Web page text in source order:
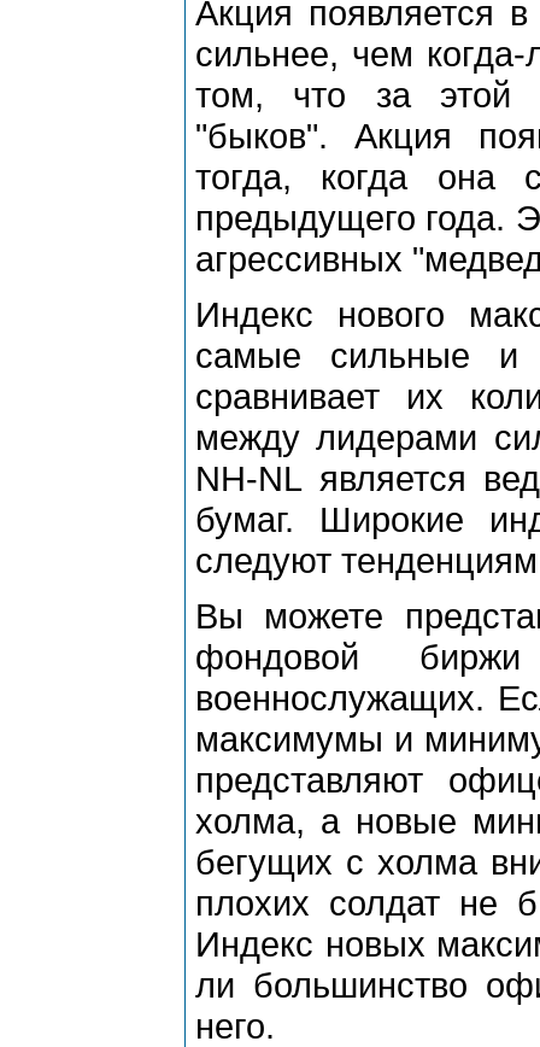
Акция появляется
сильнее, чем
том, что за этой
"быков". Акция
тогда, когда она
предыдущего года.
агрессивных
Индекс нового
самые сильные
сравнивает их
между лидерами
NH-NL является
бумаг. Широкие
следуют
Вы можете
фондовой
военнослужащих.
максимумы и
представляют
холма, а новые
бегущих с холма
плохих солдат не
Индекс новых
ли большинство
него.